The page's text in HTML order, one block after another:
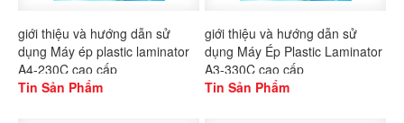
giới thiệu và hướng dẫn sử
dụng Máy ép plastic laminator
A4-230C cao cấp
Tin Sản Phẩm
giới thiệu và hướng dẫn sử
dụng Máy Ép Plastic Laminator
A3-330C cao cấp
Tin Sản Phẩm